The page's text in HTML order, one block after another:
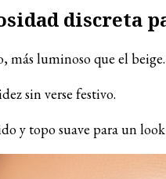
discreta
más luminoso que el beige.
sin verse festivo.
y topo suave para un